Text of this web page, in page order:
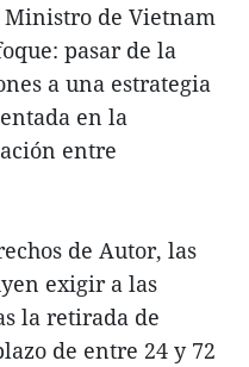
de Vietnam
pasar de la
a una estrategia
en la
entre
de Autor, las
exigir a las
la retirada de
de entre 24 y 72